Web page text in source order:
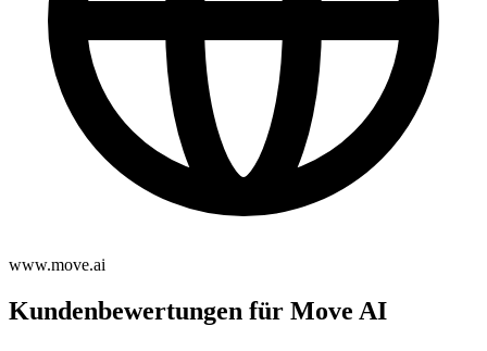
www.move.ai
Kundenbewertungen für Move AI